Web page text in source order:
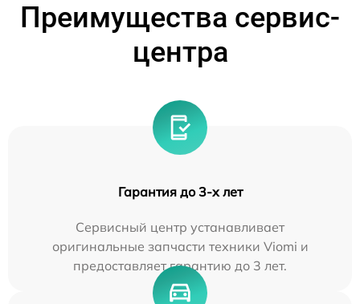
Преимущества сервис-
центра
Гарантия до 3-х лет
Сервисный центр устанавливает
оригинальные запчасти техники Viomi и
предоставляет гарантию до 3 лет.